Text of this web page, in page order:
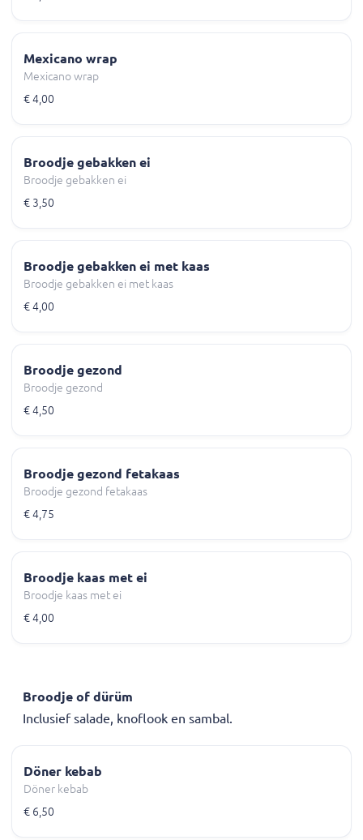
Mexicano wrap
Mexicano wrap
€ 4,00
Broodje gebakken ei
Broodje gebakken ei
€ 3,50
Broodje gebakken ei met kaas
Broodje gebakken ei met kaas
€ 4,00
Broodje gezond
Broodje gezond
€ 4,50
Broodje gezond fetakaas
Broodje gezond fetakaas
€ 4,75
Broodje kaas met ei
Broodje kaas met ei
€ 4,00
Broodje of dürüm
Inclusief salade, knoflook en sambal.
Döner kebab
Döner kebab
€ 6,50